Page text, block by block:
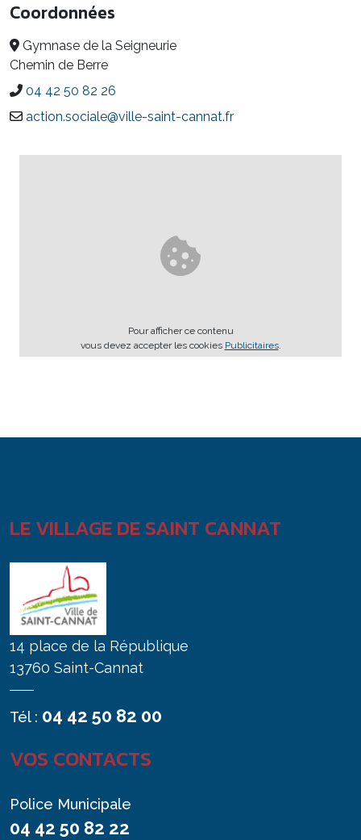
Coordonnées
Gymnase de la Seigneurie
Chemin de Berre
04 42 50 82 26
action.sociale@ville-saint-cannat.fr
Pour afficher ce contenu
vous devez accepter les cookies Publicitaires.
LE VILLAGE DE SAINT CANNAT
14 place de la République
13760 Saint-Cannat
Tél : 04 42 50 82 00
VOS CONTACTS
Police Municipale
04 42 50 82 22